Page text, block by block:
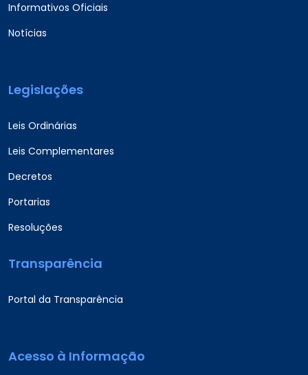
Informativos Oficiais
Notícias
Legislações
Leis Ordinárias
Leis Complementares
Decretos
Portarias
Resoluções
Transparência
Portal da Transparência
Acesso à Informação